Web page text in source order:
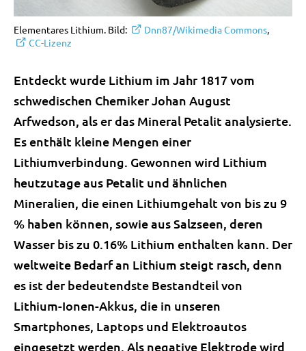
Elementares Lithium. Bild: Dnn87/Wikimedia Commons,
CC-Lizenz
Entdeckt wurde Lithium im Jahr 1817 vom
schwedischen Chemiker Johan August
Arfwedson, als er das Mineral Petalit analysierte.
Es enthält kleine Mengen einer
Lithiumverbindung. Gewonnen wird Lithium
heutzutage aus Petalit und ähnlichen
Mineralien, die einen Lithiumgehalt von bis zu 9
% haben können, sowie aus Salzseen, deren
Wasser bis zu 0.16% Lithium enthalten kann. Der
weltweite Bedarf an Lithium steigt rasch, denn
es ist der bedeutendste Bestandteil von
Lithium-Ionen-Akkus, die in unseren
Smartphones, Laptops und Elektroautos
eingesetzt werden. Als negative Elektrode wird